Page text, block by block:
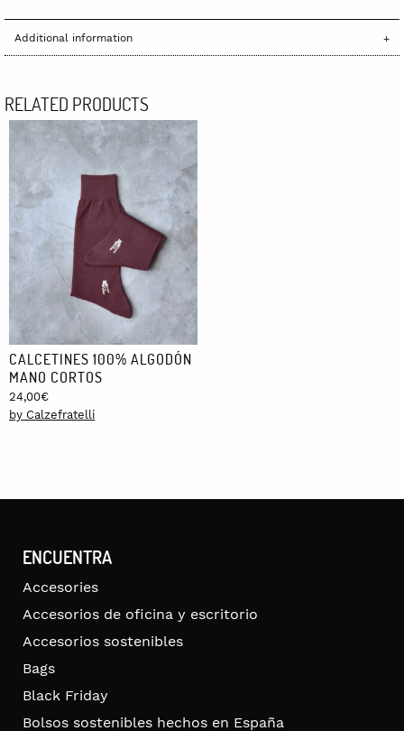
Additional information
RELATED PRODUCTS
CALCETINES 100% ALGODÓN
MANO CORTOS
24,00€
by Calzefratelli
ENCUENTRA
Accesories
Accesorios de oficina y escritorio
Accesorios sostenibles
Bags
Black Friday
Bolsos sostenibles hechos en España